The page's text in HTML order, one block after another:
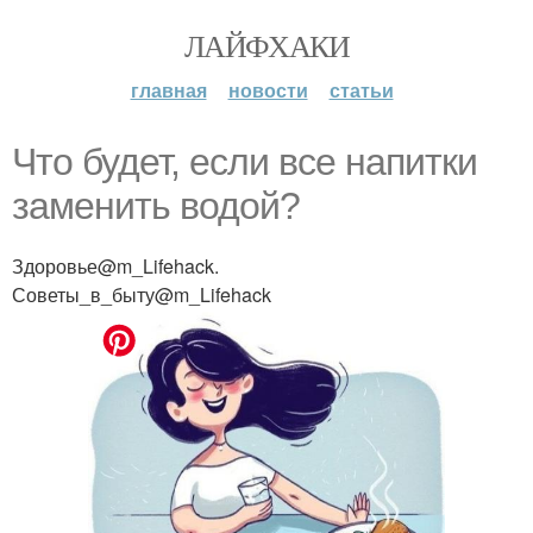
ЛАЙФХАКИ
главная новости статьи
Что будет, если все напитки
заменить водой?
Здоровье@m_Lifehack.
Советы_в_быту@m_Lifehack